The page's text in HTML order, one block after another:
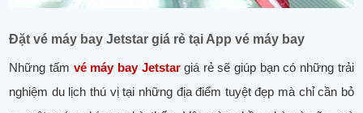
Đặt vé máy bay Jetstar giá rẻ tại App vé máy bay
Những tấm vé máy bay Jetstargiá rẻ sẽ giúp bạn có những trải
nghiệm du lịch thú vị tại những địa điểm tuyệt đẹp mà chỉ cần bỏ